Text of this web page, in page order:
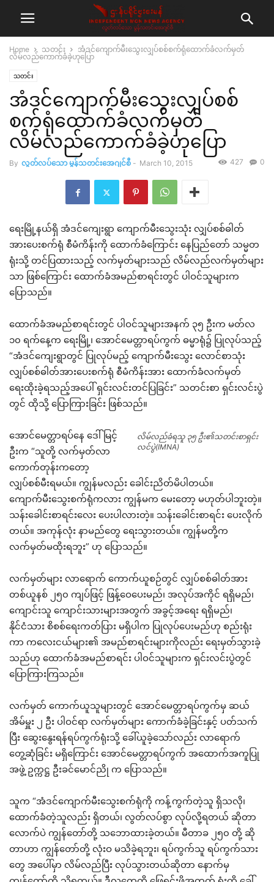
Home သတင်း
အံဒင်ကျောက်မီးသွေးလျှပ်စစ်စက်ရုံထောက်ခံလက်မှတ်
လိမ်လည်ကောက်ခံခဲ့ဟုပြော
သတင်း
အံဒင်ကျောက်မီးသွေးလျှပ်စစ်
စက်ရုံထောက်ခံလက်မှတ်
လိမ်လည်ကောက်ခံခဲ့ဟုပြော
By လွတ်လပ်သော မွန်သတင်းအေဂျင်စီ - March 10, 2015 0
427
ရေးမြို့နယ်ရှိ အံဒင်ကျေးရွာ ကျောက်မီးသွေးသုံး လျှပ်စစ်ဓါတ်
အားပေးစက်ရုံ စီမံကိန်းကို ထောက်ခံကြောင်း နေပြည်တော် သမ္မတ
ရုံးသို့ တင်ပြထားသည့် လက်မှတ်များသည် လိမ်လည်လက်မှတ်များ
သာ ဖြစ်ကြောင်း ထောက်ခံအမည်စာရင်းတွင် ပါဝင်သူများက
ပြောသည်။
ထောက်ခံအမည်စာရင်းတွင် ပါဝင်သူများအနက် ၃၅ ဦးက မတ်လ
၁၀ ရက်နေ့က ရေးမြို့၊ အောင်မေတ္တာရပ်ကွက် ဓမ္မာရုံ၌ ပြုလုပ်သည့်
“အံဒင်ကျေးရွာတွင် ပြုလုပ်မည့် ကျောက်မီးသွေး လောင်စာသုံး
လျှပ်စစ်ဓါတ်အားပေးစက်ရုံ စီမံကိန်းအား ထောက်ခံလက်မှတ်
ရေးထိုးခဲ့ရသည့်အပေါ် ရှင်းလင်းတင်ပြခြင်း” သတင်းစာ ရှင်းလင်းပွဲ
တွင် ထိုသို့ ပြောကြားခြင်း ဖြစ်သည်။
လိမ်လည်ခံရသူ ၃၅ ဦး၏သတင်းစာရှင်း
လင်ပွဲ(IMNA)
အောင်မေတ္တာရပ်နေ ဒေါ်မြင့်
ဦးက “သူတို့ လက်မှတ်လာ
ကောက်တုန်းကတော့
လျှပ်စစ်မီးရမယ်။ ကျွန်မလည်း ခေါင်းညိတ်မိပါတယ်။
ကျောက်မီးသွေးစက်ရုံကလား ကျွန်မက မေးတော့ မဟုတ်ပါဘူးတဲ့။
သန်းခေါင်းစာရင်းလေး ပေးပါလားတဲ့။ သန်းခေါင်းစာရင်း ပေးလိုက်
တယ်။ အကုန်လုံး နာမည်တွေ ရေးသွားတယ်။ ကျွန်မတို့က
လက်မှတ်မထိုးရဘူး” ဟု ပြောသည်။
လက်မှတ်များ လာရောက် ကောက်ယူစဉ်တွင် လျှပ်စစ်ဓါတ်အား
တစ်ယူနစ် ၂၅၀ ကျပ်ဖြင့် ဖြန့်ဝေပေးမည်၊ အလုပ်အကိုင် ရရှိမည်၊
ကျောင်းသူ ကျောင်းသားများအတွက် အခွင့်အရေး ရရှိမည်၊
နိုင်ငံသား စိစစ်ရေးကတ်ပြား မရှိပါက ပြုလုပ်ပေးမည်ဟု စည်းရုံး
ကာ ကလေးငယ်များ၏ အမည်စာရင်းများကိုလည်း ရေးမှတ်သွားခဲ့
သည်ဟု ထောက်ခံအမည်စာရင်း ပါဝင်သူများက ရှင်းလင်းပွဲတွင်
ပြောကြားကြသည်။
လက်မှတ် ကောက်ယူသူများတွင် အောင်မေတ္တာရပ်ကွက်မှ ဆယ်
အိမ်မှူး ၂ ဦး ပါဝင်ရာ လက်မှတ်များ ကောက်ခံခဲ့ခြင်းနှင့် ပတ်သက်
ပြီး ဆွေးနွေးရန်ရပ်ကွက်ရုံးသို့ ခေါ်ယူခဲ့သော်လည်း လာရောက်
တွေ့ဆုံခြင်း မရှိကြောင်း အောင်မေတ္တာရပ်ကွက် အထောက်အကူပြု
အဖွဲ့ ဥက္ကဋ္ဌ ဦးခင်မောင်ညို က ပြောသည်။
သူက “အံဒင်ကျောက်မီးသွေးစက်ရုံကို ကန့်ကွက်တဲ့သူ ရှိသလို၊
ထောက်ခံတဲ့သူလည်း ရှိတယ်၊ လွတ်လပ်စွာ လုပ်လို့ရတယ် ဆိုတာ
လောက်ပဲ ကျွန်တော်တို့ သဘောထားခဲ့တယ်။ မီတာခ ၂၅၀ တို့ ဆို
တာဟာ ကျွန်တော်တို့ လုံးဝ မသိခဲ့ရဘူး၊ ရပ်ကွက်သူ ရပ်ကွက်သား
တွေ အပေါ်မှာ လိမ်လည်ပြီး လုပ်သွားတယ်ဆိုတာ နောက်မှ